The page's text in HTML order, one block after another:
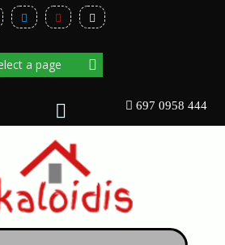
697 0958 444